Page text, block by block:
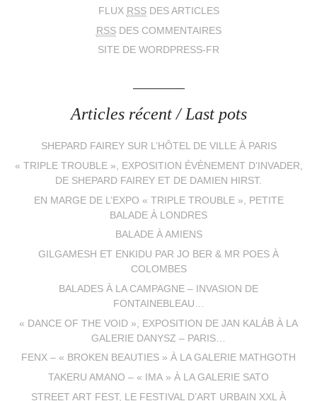
FLUX RSSDES ARTICLES
RSSDES COMMENTAIRES
SITE DE WORDPRESS-FR
Articles récent / Last pots
SHEPARD FAIREY SUR L’HÔTEL DE VILLE À PARIS
« TRIPLE TROUBLE », EXPOSITION ÉVÈNEMENT D’INVADER,
DE SHEPARD FAIREY ET DE DAMIEN HIRST.
EN MARGE DE L’EXPO « TRIPLE TROUBLE », PETITE
BALADE À LONDRES
BALADE À AMIENS
GILGAMESH ET ENKIDU PAR JO BER & MR POES À
COLOMBES
BALADES À LA CAMPAGNE – INVASION DE
FONTAINEBLEAU…
« DANCE OF THE VOID », EXPOSITION DE JAN KALÁB À LA
GALERIE DANYSZ – PARIS…
FENX – « BROKEN BEAUTIES » À LA GALERIE MATHGOTH
TAKERU AMANO – « IMA » À LA GALERIE SATO
STREET ART FEST, LE FESTIVAL D’ART URBAIN XXL À